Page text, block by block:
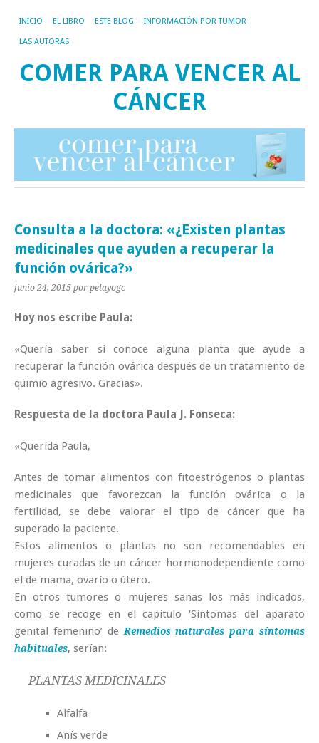
INICIO EL LIBRO ESTE BLOG INFORMACIÓN POR TUMOR
LAS AUTORAS
COMER PARA VENCER AL
CÁNCER
Consulta a la doctora: «¿Existen plantas
medicinales que ayuden a recuperar la
función ovárica?»
junio 24, 2015 por pelayogc
Hoy nos escribe Paula:
«Quería saber si conoce alguna planta que ayude a
recuperar la función ovárica después de un tratamiento de
quimio agresivo. Gracias».
Respuesta de la doctora Paula J. Fonseca:
«Querida Paula,
Antes de tomar alimentos con fitoestrógenos o plantas
medicinales que favorezcan la función ovárica o la
fertilidad, se debe valorar el tipo de cáncer que ha
superado la paciente.
Estos alimentos o plantas no son recomendables en
mujeres curadas de un cáncer hormonodependiente como
el de mama, ovario o útero.
En otros tumores o mujeres sanas los más indicados,
como se recoge en el capítulo ‘Síntomas del aparato
genital femenino’ deRemedios naturales para síntomas
habituales, serían:
PLANTAS MEDICINALES
Alfalfa
Anís verde